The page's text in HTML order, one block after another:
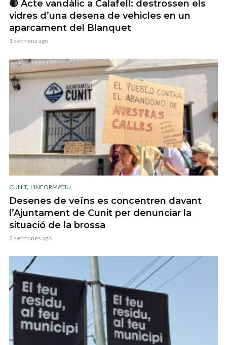
🔴 Acte vandàlic a Calafell: destrossen els
vidres d’una desena de vehicles en un
aparcament del Blanquet
1 setmana ago
CUNIT, L'INFORMATIU
Desenes de veïns es concentren davant
l’Ajuntament de Cunit per denunciar la
situació de la brossa
2 setmanes ago